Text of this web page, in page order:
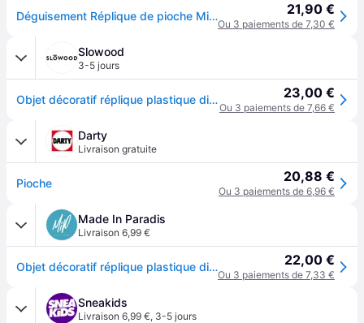
Déguisement Réplique de pioche Minecraft 21,90 €
Ou 3 paiements de 7,30 €
Slowood
3-5 jours
Objet décoratif réplique plastique diamond Disguise Minecraft Pickaxe - Bleu 23,00 €
Ou 3 paiements de 7,66 €
Darty
Livraison gratuite
Pioche 20,88 €
Ou 3 paiements de 6,96 €
Made In Paradis
Livraison 6,99 €
Objet décoratif réplique plastique diamond Disguise Minecraft Pickaxe - Bleu 22,00 €
Ou 3 paiements de 7,33 €
Sneakids
Livraison 6,99 €, 3-5 jours